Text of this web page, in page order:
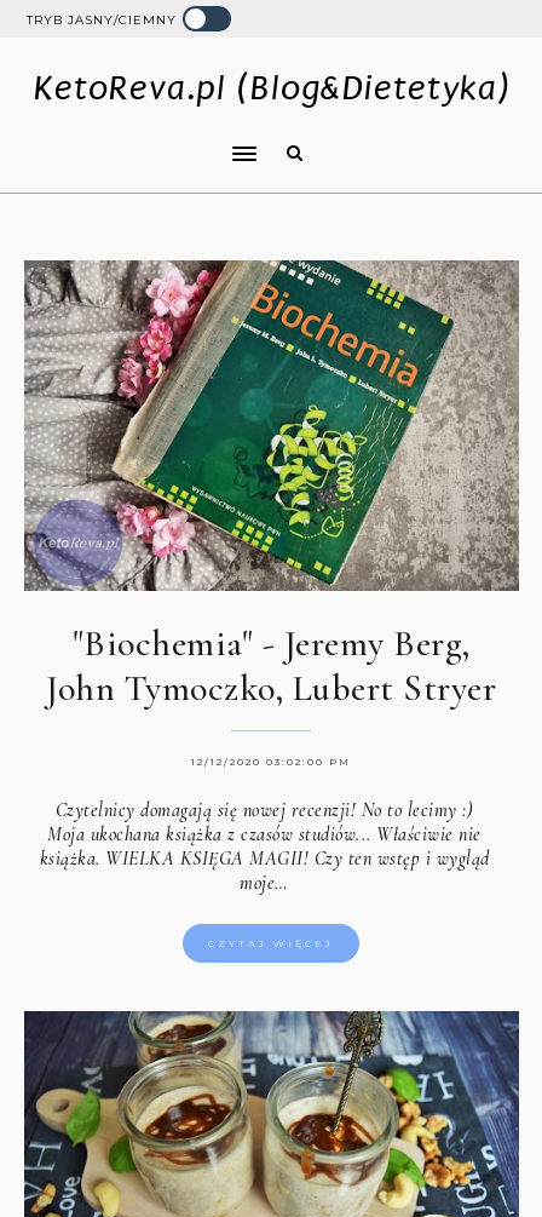
TRYB JASNY/CIEMNY
KetoReva.pl (Blog&Dietetyka)
"Biochemia" - Jeremy Berg,
John Tymoczko, Lubert Stryer
12/12/2020 03:02:00 PM
Czytelnicy domagają się nowej recenzji! No to lecimy :)
Moja ukochana książka z czasów studiów... Właściwie nie
książka. WIELKA KSIĘGA MAGII! Czy ten wstęp i wygląd
moje…
CZYTAJ WIĘCEJ